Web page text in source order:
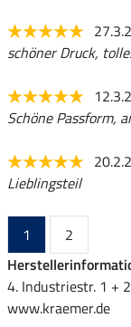
schöner Druck,
Schöne Passform,
Lieblingsteil
1
2
4. Industriestr. 1 +
www.kraemer.de